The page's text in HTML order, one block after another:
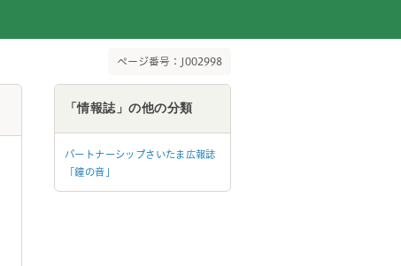
ページ番号：J002998
「情報誌」の他の分類
パートナーシップさいたま広報誌
「鐘の音」